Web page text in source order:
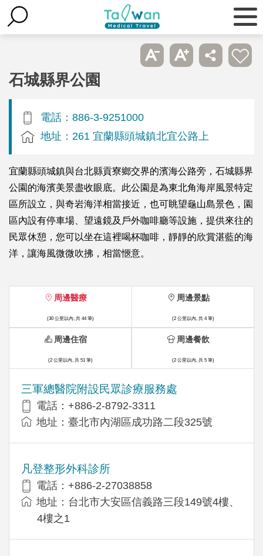
石城縣界公園
電話：886-3-9251000
地址：261 宜蘭縣頭城鎮北宜公路上
宜蘭縣頭城鎮與台北縣貢寮鄉交界的濱海公路旁，石城縣界
公園的海濱美景盡收眼底。此公園是為東北角海岸風景特定
區所設立，與奇岩海洋相當接近，也可眺望龜山島景色，園
區內設有停車場、望遠鏡及戶外咖啡廳等設施，提供來往的
民眾休憩，您可以坐在這裡喝杯咖啡，靜靜的欣賞湛藍的海
洋，讓海風微微吹拂，相當愜意。
周邊醫療
(30 公里以內, 共 44 筆)
三軍總醫院附設民眾診療服務處
電話：+886-2-8792-3311
地址：臺北市內湖區成功路二段325號
凡登整形外科診所
電話：+886-2-27038858
地址：台北市大安區信義路三段149號4樓、
4樓之1
周邊景點
(2 公里以內, 共 4 筆)
周邊住宿
(2 公里以內, 共 51 筆)
周邊餐飲
(2 公里以內, 共 5 筆)